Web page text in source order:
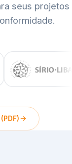
seus projetos